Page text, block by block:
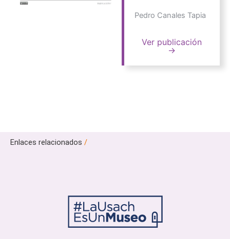
Pedro Canales Tapia
Ver publicación
→
Enlaces relacionados /